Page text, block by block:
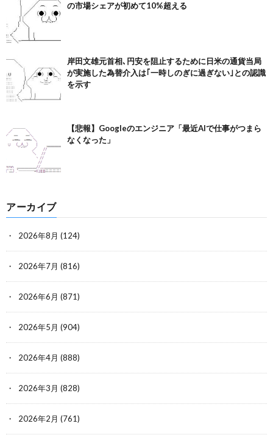
の市場シェアが初めて10%超える
岸田文雄元首相､円安を阻止するために日米の通貨当局
が実施した為替介入は｢一時しのぎに過ぎない｣との認識
を示す
【悲報】Googleのエンジニア「最近AIで仕事がつまら
なくなった」
アーカイブ
2026年8月 (124)
2026年7月 (816)
2026年6月 (871)
2026年5月 (904)
2026年4月 (888)
2026年3月 (828)
2026年2月 (761)